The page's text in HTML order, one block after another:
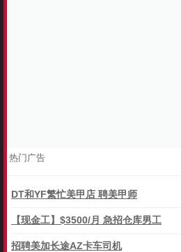
热门广告
DT和YF繁忙美甲店 聘美甲师
【现金工】$3500/月 急招仓库男工
招聘美加长途AZ卡车司机